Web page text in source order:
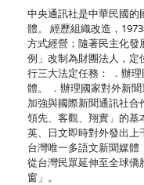
中央通訊社是中華民國
體。 經歷組織改造，
方式經營；隨著民主化發
例」改制為財團法人，
行三大法定任務： ．辦
體。 ．辦理國家對外新
加強與國際新聞通訊社合
領先、客觀、翔實」的基
英、日文即時對外發出上
台灣唯一多語文新聞媒體
從台灣民眾延伸至全球僑
窗」。